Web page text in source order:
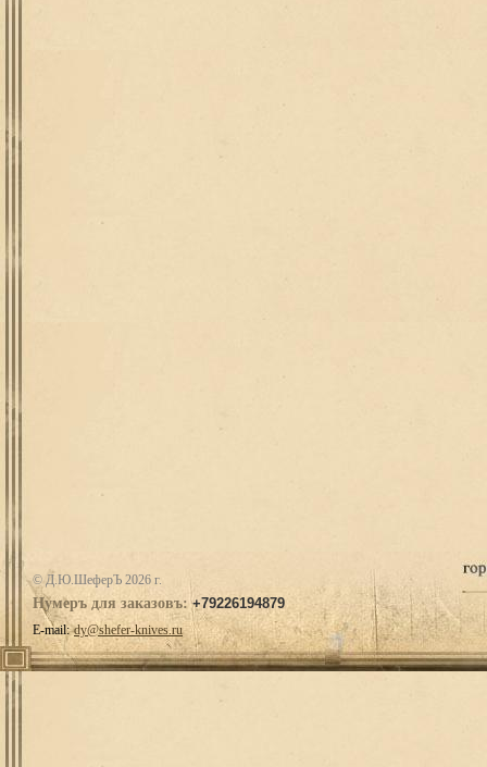
© Д.Ю.ШеферЪ 2026 г.
Нумеръ для заказовъ: +79226194879
E-mail: dy@shefer-knives.ru